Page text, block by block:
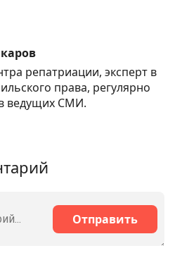
репатриации, эксперт в
права, регулярно
ведущих СМИ.
Отправить